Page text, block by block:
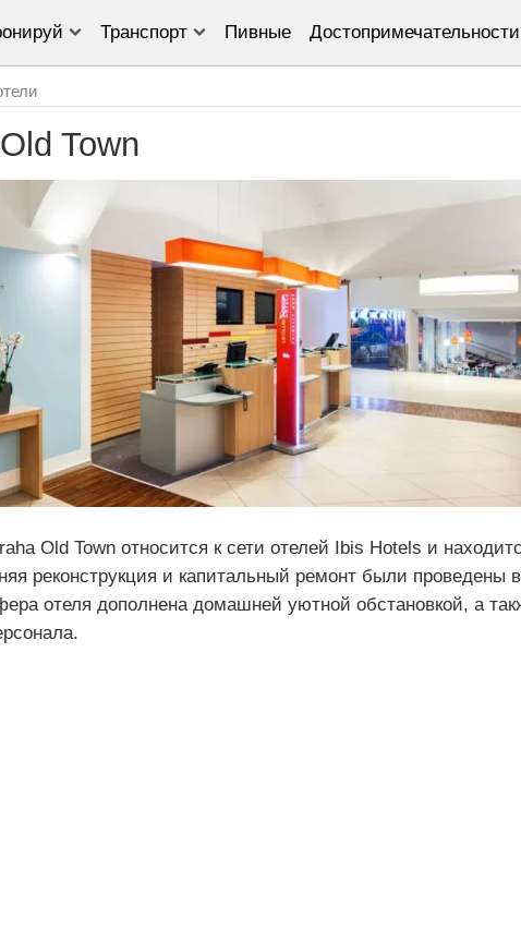
Транспорт Пивные Достопримечательности
Town
Old Town относится к сети отелей Ibis Hotels и
реконструкция и капитальный ремонт были проведены в
отеля дополнена домашней уютной обстановкой, а